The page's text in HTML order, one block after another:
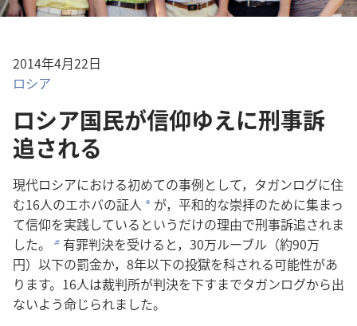
2014年4月22日
ロシア
ロシア国民が信仰ゆえに刑事訴
追される
現代ロシアにおける初めての事例として，タガンログに住
む16人のエホバの証人 a が，平和的な崇拝のために集まっ
て信仰を実践しているというだけの理由で刑事訴追されま
した。
b 有罪判決を受けると，30万ルーブル（約90万
円）以下の罰金か，8年以下の投獄を科される可能性があ
ります。16人は裁判所が判決を下すまでタガンログから出
ないよう命じられました。